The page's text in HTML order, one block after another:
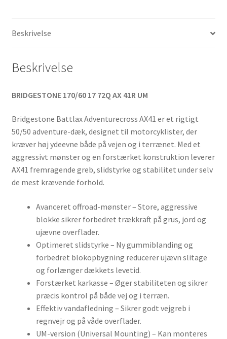
antal
Beskrivelse
Beskrivelse
BRIDGESTONE 170/60 17 72Q AX 41R UM
Bridgestone Battlax Adventurecross AX41 er et rigtigt
50/50 adventure-dæk, designet til motorcyklister, der
kræver høj ydeevne både på vejen og i terrænet. Med et
aggressivt mønster og en forstærket konstruktion leverer
AX41 fremragende greb, slidstyrke og stabilitet under selv
de mest krævende forhold.
Avanceret offroad-mønster – Store, aggressive
blokke sikrer forbedret trækkraft på grus, jord og
ujævne overflader.
Optimeret slidstyrke – Ny gummiblanding og
forbedret blokopbygning reducerer ujævn slitage
og forlænger dækkets levetid.
Forstærket karkasse – Øger stabiliteten og sikrer
præcis kontrol på både vej og i terræn.
Effektiv vandafledning – Sikrer godt vejgreb i
regnvejr og på våde overflader.
UM-version (Universal Mounting) – Kan monteres